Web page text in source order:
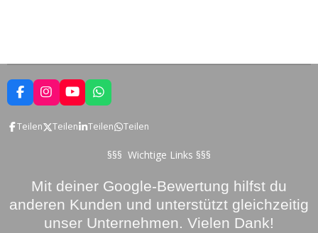
F
a
e
I
n
t
m
Y
o
T
W
h
a
t
Teilen Teilen Teilen Teilen
§§§ Wichtige Links §§§
Mit deiner Google-Bewertung hilfst du
anderen Kunden und unterstützt gleichzeitig
unser Unternehmen. Vielen Dank!